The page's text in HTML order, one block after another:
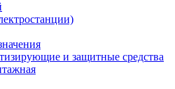
и защитные средства